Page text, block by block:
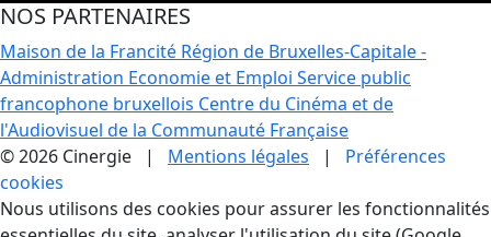
NOS PARTENAIRES
Maison de la Francité Région de Bruxelles-Capitale -
Administration Economie et Emploi Service public
francophone bruxellois Centre du Cinéma et de
l'Audiovisuel de la Communauté Française
© 2026 Cinergie | Mentions légales | Préférences
cookies
Gestion des Cookies
Nous utilisons des cookies pour assurer les fonctionnalités